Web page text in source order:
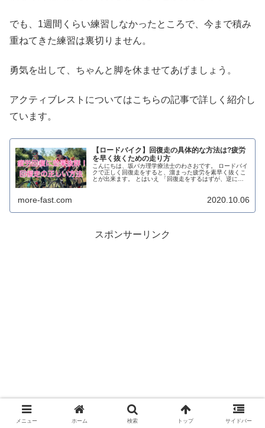
でも、1週間くらい練習しなかったところで、今まで積み
重ねてきた練習は裏切りません。
勇気を出して、ちゃんと脚を休ませてあげましょう。
アクティブレストについてはこちらの記事で詳しく紹介し
ています。
【ロードバイク】回復走の具体的な方法は?疲労
を早く抜くための走り方
こんにちは、坂バカ理学療法士のわさおです。 ロードバイ
クで正しく回復走をすると、溜まった疲労を素早く抜くこ
とが出来ます。 とはいえ 「回復走をするはずが、逆に疲
more-fast.com 2020.10.06
スポンサーリンク
メニュー ホーム 検索 トップ サイドバー